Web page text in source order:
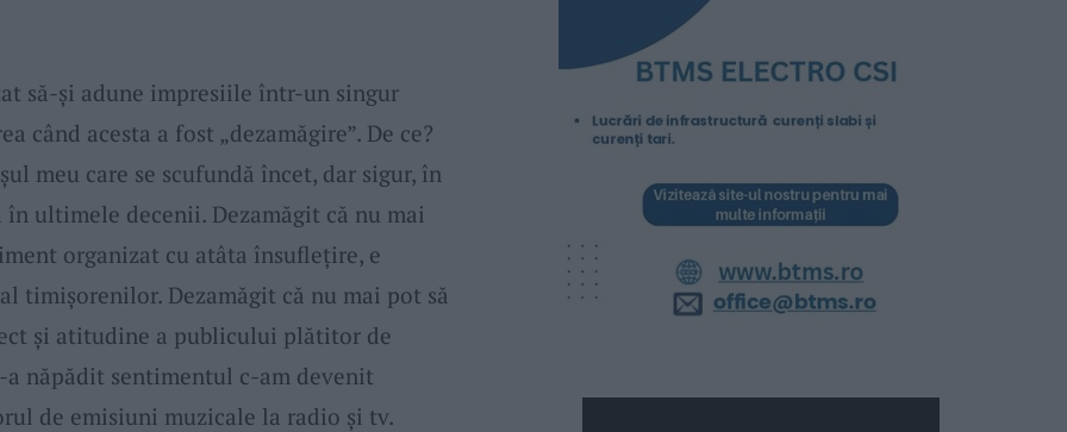
să-şi adune impresiile într-un singur
când acesta a fost „dezamăgire”. De ce?
meu care se scufundă încet, dar sigur, în
ultimele decenii. Dezamăgit că nu mai
organizat cu atâta însuflețire, e
timișorenilor. Dezamăgit că nu mai pot să
și atitudine a publicului plătitor de
năpădit sentimentul c-am devenit
de emisiuni muzicale la radio şi tv.